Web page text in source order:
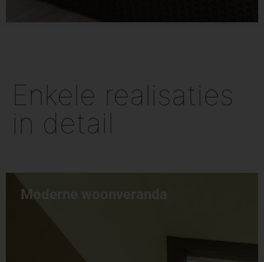
Enkele realisaties
in detail
Moderne woonveranda